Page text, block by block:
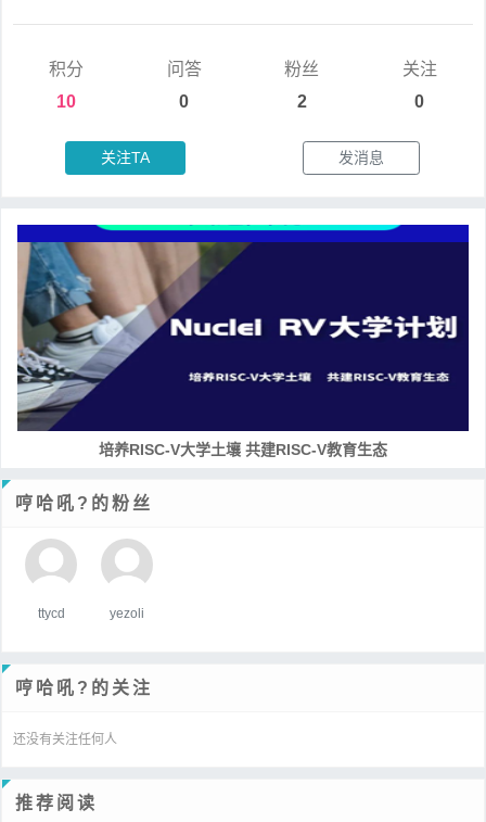
积分
10
问答
0
粉丝
2
关注
0
关注TA 发消息
培养RISC-V大学土壤 共建RISC-V教育生态
哼哈吼?的粉丝
ttycd yezoli
哼哈吼?的关注
还没有关注任何人
推荐阅读